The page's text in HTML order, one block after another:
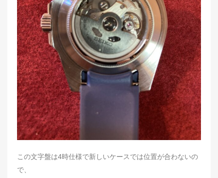
この文字盤は4時仕様で新しいケースでは位置が合わないの
で、